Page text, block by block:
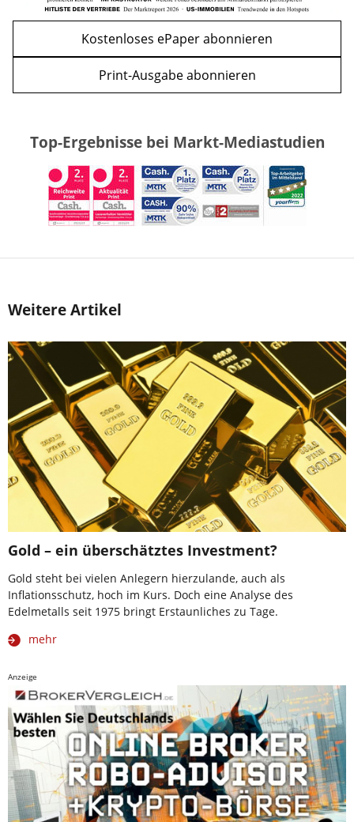
Kostenloses ePaper abonnieren
Print-Ausgabe abonnieren
Top-Ergebnisse bei Markt-Mediastudien
Weitere Artikel
Gold – ein überschätztes Investment?
Gold steht bei vielen Anlegern hierzulande, auch als
Inflationsschutz, hoch im Kurs. Doch eine Analyse des
Edelmetalls seit 1975 bringt Erstaunliches zu Tage.
mehr
Anzeige